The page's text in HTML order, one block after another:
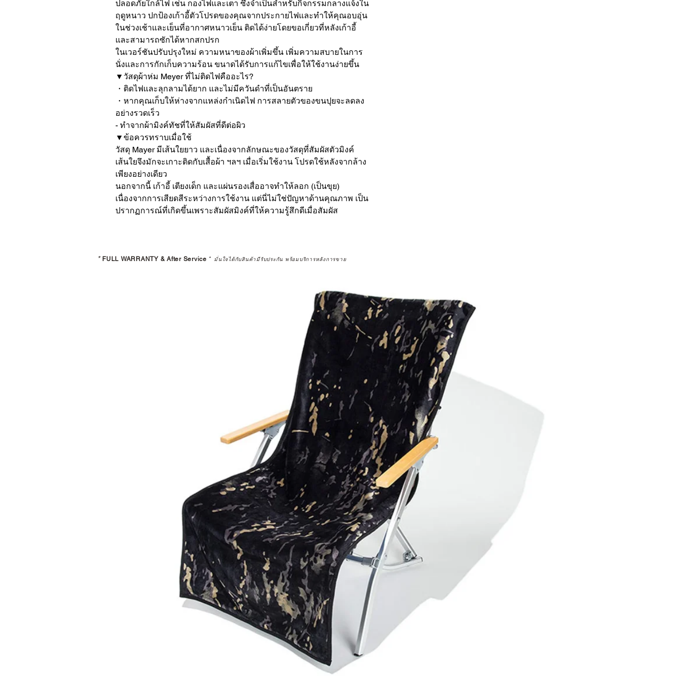
ปลอดภัยใกล้ไฟ เช่น กองไฟและเตา ซึ่งจำเป็นสำหรับกิจกรรมกลางแจ้งใน
ฤดูหนาว ปกป้องเก้าอี้ตัวโปรดของคุณจากประกายไฟและทำให้คุณอบอุ่น
ในช่วงเช้าและเย็นที่อากาศหนาวเย็น ติดได้ง่ายโดยขอเกี่ยวที่หลังเก้าอี้
และสามารถซักได้หากสกปรก
ในเวอร์ชันปรับปรุงใหม่ ความหนาของผ้าเพิ่มขึ้น เพิ่มความสบายในการ
นั่งและการกักเก็บความร้อน ขนาดได้รับการแก้ไขเพื่อให้ใช้งานง่ายขึ้น
▼วัสดุผ้าห่ม Meyer ที่ไม่ติดไฟคืออะไร?
・ติดไฟและลุกลามได้ยาก และไม่มีควันดำที่เป็นอันตราย
・หากคุณเก็บให้ห่างจากแหล่งกำเนิดไฟ การสลายตัวของขนปุยจะลดลง
อย่างรวดเร็ว
- ทำจากผ้ามิงค์ทัชที่ให้สัมผัสที่ดีต่อผิว
▼ข้อควรทราบเมื่อใช้
วัสดุ Mayer มีเส้นใยยาว และเนื่องจากลักษณะของวัสดุที่สัมผัสตัวมิงค์
เส้นใยจึงมักจะเกาะติดกับเสื้อผ้า ฯลฯ เมื่อเริ่มใช้งาน โปรดใช้หลังจากล้าง
เพียงอย่างเดียว
นอกจากนี้ เก้าอี้ เตียงเด็ก และแผ่นรองเสื่ออาจทำให้ลอก (เป็นขุย)
เนื่องจากการเสียดสีระหว่างการใช้งาน แต่นี่ไม่ใช่ปัญหาด้านคุณภาพ เป็น
ปรากฏการณ์ที่เกิดขึ้นเพราะสัมผัสมิงค์ที่ให้ความรู้สึกดีเมื่อสัมผัส
* FULL WARRANTY & After Service * มั่นใจได้กับสินค้ามีรับประกัน พร้อมบริการหลังการขาย